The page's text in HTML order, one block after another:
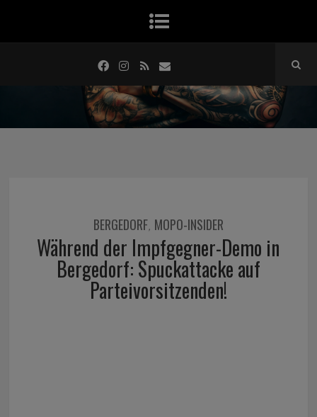
BERGEDORF, MOPO-INSIDER
Während der Impfgegner-Demo in
Bergedorf: Spuckattacke auf
Parteivorsitzenden!